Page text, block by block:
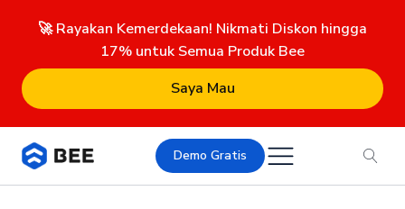
🚀 Rayakan Kemerdekaan! Nikmati Diskon hingga
17% untuk Semua Produk Bee
Saya Mau
Demo Gratis